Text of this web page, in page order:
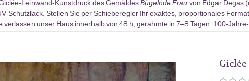
Leinwand-Kunstdruck des GemäldesBügelnde Frauvon Edgar Degas
Schutzlack. Stellen Sie per Schieberegler Ihr exaktes, proportionales
unser Haus innerhalb von 48 h, gerahmte in 7–8 Tagen. 100-